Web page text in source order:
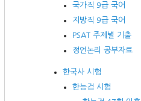
국가직 9급 국어
지방직 9급 국어
PSAT 주제별 기출
정언논리 공부자료
한국사 시험
한능검 시험